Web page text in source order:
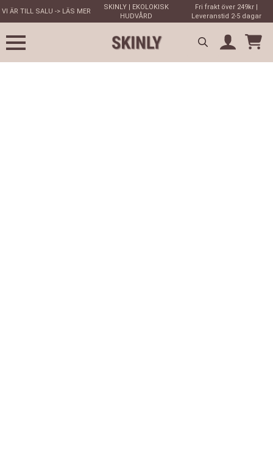
VI ÄR TILL SALU -> LÄS MER
SKINLY | EKOLOKISK
HUDVÅRD
Fri frakt över 249kr |
Leveranstid 2-5 dagar
Search